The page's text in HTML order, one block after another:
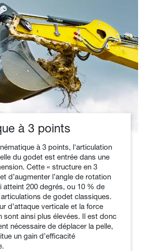
à 3 points
à 3 points, l'articulation
du godet est entrée dans une
Cette « structure en 3
d’augmenter l’angle de rotation
atteint 200 degrés, ou 10 % de
de godet classiques.
d’attaque verticale et la force
sont ainsi plus élevées. Il est donc
nécessaire de déplacer la pelle,
un gain d’efficacité